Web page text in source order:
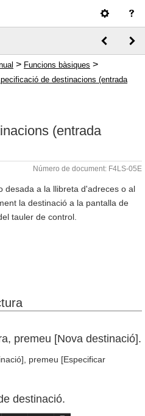
> Funcions bàsiques >
de destinacions (entrada
(entrada
Número de document: F4LS-05E
desada a la llibreta d'adreces o al
la destinació a la pantalla de
tauler de control.
premeu [Nova destinació].
premeu [Especificar
destinació.